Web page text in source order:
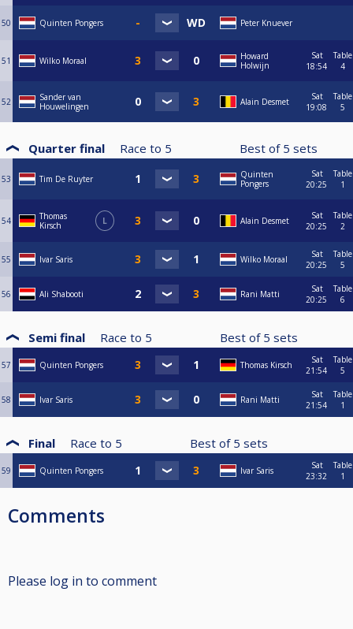
50 Quinten Pongers Peter Knuever
51 Wilko Moraal
Howard
Holwijn
Sat
18:54
Table
4
52
Sander van
Houwelingen
Alain Desmet
Sat
19:08
Table
5
Quarter final Race to 5 Best of 5 sets
53 Tim De Ruyter
Quinten
Pongers
Sat
20:25
Table
1
54
Thomas
Kirsch
L Alain Desmet
Sat
20:25
Table
2
55 Ivar Saris Wilko Moraal
Sat
20:25
Table
5
56 Ali Shabooti Rani Matti
Sat
20:25
Table
6
Semi final Race to 5 Best of 5 sets
57 Quinten Pongers Thomas Kirsch
Sat
21:54
Table
5
58 Ivar Saris Rani Matti
Sat
21:54
Table
1
Final Race to 5 Best of 5 sets
59 Quinten Pongers Ivar Saris
Sat
23:32
Table
1
Comments
Please log in to comment